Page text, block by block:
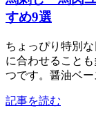
すめ9選
ちょっぴり特別
に合わせること
つです。醤油ベー
記事を読む